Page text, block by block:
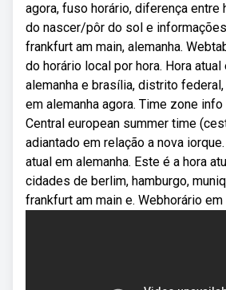
agora, fuso horário, diferença entre
do nascer/pôr do sol e
frankfurt am main, alemanha.
do horário local por hora. Hora
alemanha e brasília, distrito
em alemanha agora. Time zone info
Central european summer time
adiantado em relação a nova
atual em alemanha. Este é a hora
cidades de berlim, hamburgo,
frankfurt am main e. Webhorário